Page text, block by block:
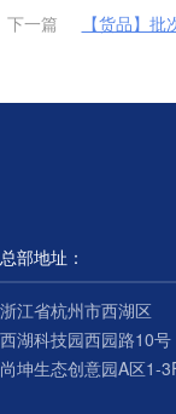
下一篇
【货品】
总部地址：
浙江省杭州市西湖区
西湖科技园西园路10号
尚坤生态创意园A区1-